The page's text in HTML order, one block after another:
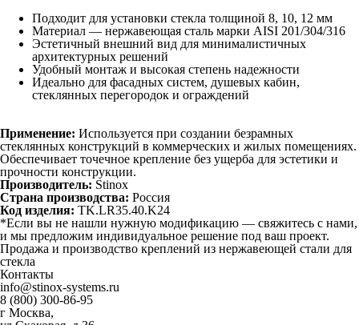
Подходит для установки стекла толщиной 8, 10, 12 мм
Материал — нержавеющая сталь марки AISI 201/304/316
Эстетичный внешний вид для минималистичных
архитектурных решений
Удобный монтаж и высокая степень надежности
Идеально для фасадных систем, душевых кабин,
стеклянных перегородок и ограждений
Применение: Используется при создании безрамных
стеклянных конструкций в коммерческих и жилых помещениях.
Обеспечивает точечное крепление без ущерба для эстетики и
прочности конструкции.
Производитель: Stinox
Страна производства: Россия
Код изделия: TK.LR35.40.K24
*Если вы не нашли нужную модификацию — свяжитесь с нами,
и мы предложим индивидуальное решение под ваш проект.
Продажа и производство креплений из нержавеющей стали для
стекла
Контакты
info@stinox-systems.ru
8 (800) 300-86-95
г Москва,